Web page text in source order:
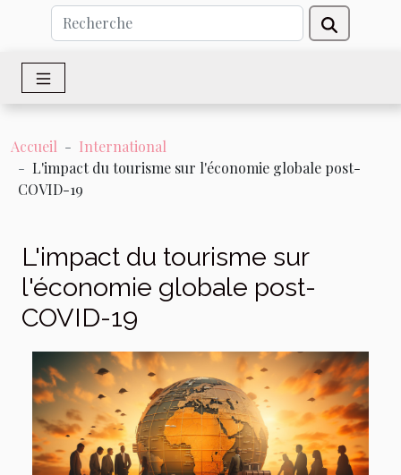
Accueil
International
L'impact du tourisme sur l'économie globale post-
COVID-19
L'impact du tourisme sur
l'économie globale post-
COVID-19